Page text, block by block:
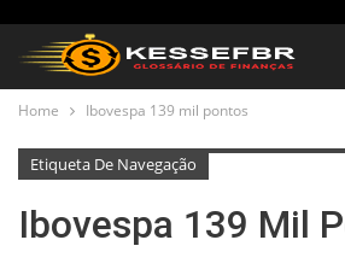
Home Ibovespa 139 mil pontos
Etiqueta De Navegação
Ibovespa 139 Mil